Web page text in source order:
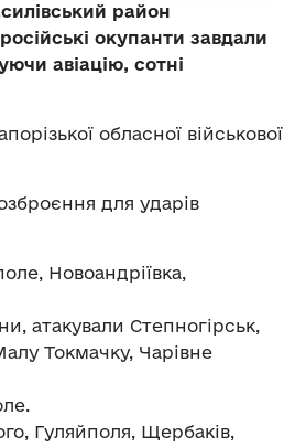
район
окупанти завдали
авіацію, сотні
обласної військової
для ударів
Новоандріївка,
атакували Степногірськ,
Токмачку, Чарівне
Гуляйполя, Щербаків,